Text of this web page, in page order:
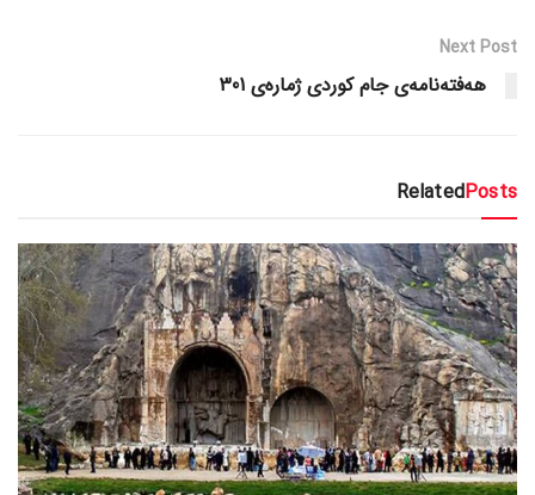
Next Post
هەفتەنامەی جام کوردی ژمارەی 301
RelatedPosts